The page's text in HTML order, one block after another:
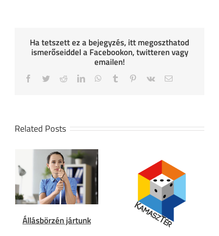
Ha tetszett ez a bejegyzés, itt megoszthatod
ismerőseiddel a Facebookon, twitteren vagy
emailen!
Facebook
TwitterRedditLinkedInWhatsApp
Tumblr Pinterest
Vk Email
Related Posts
Állásbörzén jártunk